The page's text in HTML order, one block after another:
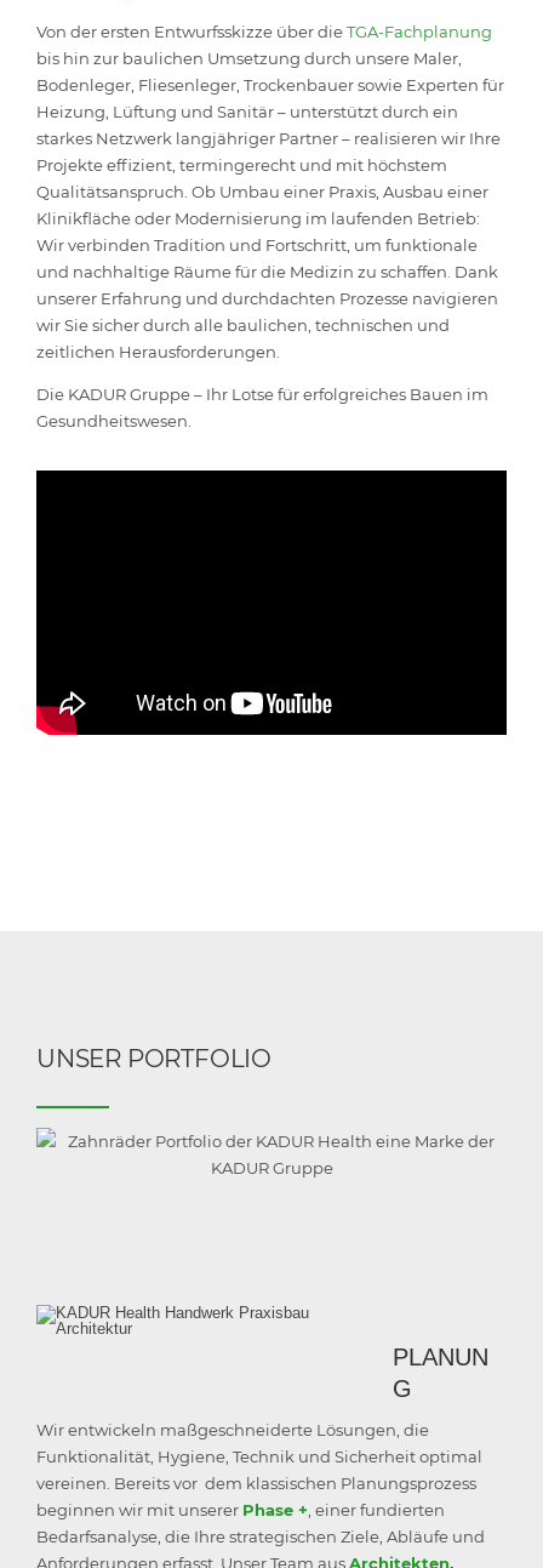
Von der ersten Entwurfsskizze über dieTGA-Fachplanung
bis hin zur baulichen Umsetzung durch unsere Maler,
Bodenleger, Fliesenleger, Trockenbauer sowie Experten für
Heizung, Lüftung und Sanitär – unterstützt durch ein
starkes Netzwerk langjähriger Partner – realisieren wir Ihre
Projekte effizient, termingerecht und mit höchstem
Qualitätsanspruch. Ob Umbau einer Praxis, Ausbau einer
Klinikfläche oder Modernisierung im laufenden Betrieb:
Wir verbinden Tradition und Fortschritt, um funktionale
und nachhaltige Räume für die Medizin zu schaffen. Dank
unserer Erfahrung und durchdachten Prozesse navigieren
wir Sie sicher durch alle baulichen, technischen und
zeitlichen Herausforderungen.
Die KADUR Gruppe – Ihr Lotse für erfolgreiches Bauen im
Gesundheitswesen.
UNSER PORTFOLIO
PLANUN
G
Wir entwickeln maßgeschneiderte Lösungen, die
Funktionalität, Hygiene, Technik und Sicherheit optimal
vereinen. Bereits vor dem klassischen Planungsprozess
beginnen wir mit unserer Phase +, einer fundierten
Bedarfsanalyse, die Ihre strategischen Ziele, Abläufe und
Anforderungen erfasst. Unser Team ausArchitekten,